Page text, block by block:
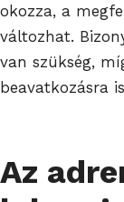
okozza, a
változhat.
van szükség,
beavatkozásra
Az